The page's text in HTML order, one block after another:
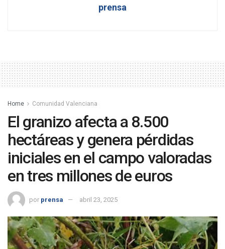
prensa
Home Comunidad Valenciana
El granizo afecta a 8.500
hectáreas y genera pérdidas
iniciales en el campo valoradas
en tres millones de euros
por prensa abril 23, 2025